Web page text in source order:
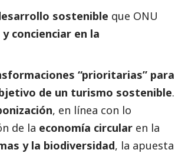
sostenible que ONU
concienciar en la
“prioritarias” para
de un turismo sostenible.
, en línea con lo
de la economía circular en la
y la biodiversidad, la apuesta